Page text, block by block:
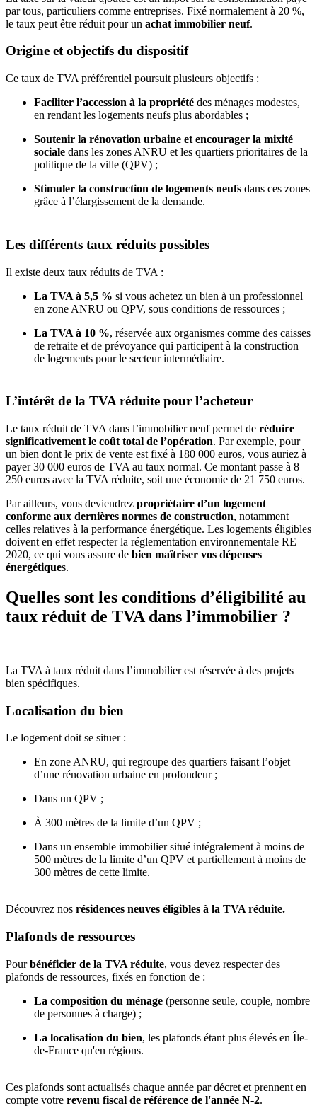
par tous, particuliers comme entreprises. Fixé normalement à 20 %,
le taux peut être réduit pour un achat immobilier neuf.
Origine et objectifs du dispositif
Ce taux de TVA préférentiel poursuit plusieurs objectifs :
Faciliter l’accession à la propriété des ménages modestes,
en rendant les logements neufs plus abordables ;
Soutenir la rénovation urbaine et encourager la mixité
sociale dans les zones ANRU et les quartiers prioritaires de la
politique de la ville (QPV) ;
Stimuler la construction de logements neufs dans ces zones
grâce à l’élargissement de la demande.
Les différents taux réduits possibles
Il existe deux taux réduits de TVA :
La TVA à 5,5 % si vous achetez un bien à un professionnel
en zone ANRU ou QPV, sous conditions de ressources ;
La TVA à 10 %, réservée aux organismes comme des caisses
de retraite et de prévoyance qui participent à la construction
de logements pour le secteur intermédiaire.
L’intérêt de la TVA réduite pour l’acheteur
Le taux réduit de TVA dans l’immobilier neuf permet de réduire
significativement le coût total de l’opération. Par exemple, pour
un bien dont le prix de vente est fixé à 180 000 euros, vous auriez à
payer 30 000 euros de TVA au taux normal. Ce montant passe à 8
250 euros avec la TVA réduite, soit une économie de 21 750 euros.
Par ailleurs, vous deviendrez propriétaire d’un logement
conforme aux dernières normes de construction, notamment
celles relatives à la performance énergétique. Les logements éligibles
doivent en effet respecter la réglementation environnementale RE
2020, ce qui vous assure de bien maîtriser vos dépenses
énergétiques.
Quelles sont les conditions d’éligibilité au
taux réduit de TVA dans l’immobilier ?
La TVA à taux réduit dans l’immobilier est réservée à des projets
bien spécifiques.
Localisation du bien
Le logement doit se situer :
En zone ANRU, qui regroupe des quartiers faisant l’objet
d’une rénovation urbaine en profondeur ;
Dans un QPV ;
À 300 mètres de la limite d’un QPV ;
Dans un ensemble immobilier situé intégralement à moins de
500 mètres de la limite d’un QPV et partiellement à moins de
300 mètres de cette limite.
Découvrez nos résidences neuves éligibles à la TVA réduite.
Plafonds de ressources
Pourbénéficier de la TVA réduite, vous devez respecter des
plafonds de ressources, fixés en fonction de :
La composition du ménage (personne seule, couple, nombre
de personnes à charge) ;
La localisation du bien, les plafonds étant plus élevés en Île-
de-France qu'en régions.
Ces plafonds sont actualisés chaque année par décret et prennent en
compte votre revenu fiscal de référence de l'année N-2.